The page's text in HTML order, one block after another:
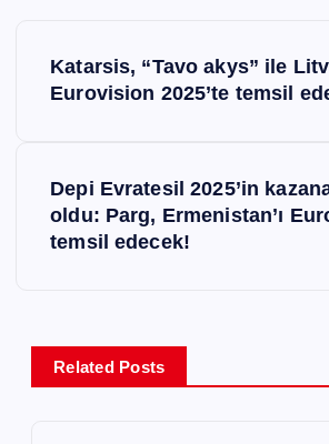
Katarsis, “Tavo akys” ile
Eurovision 2025’te temsil
Depi Evratesil 2025’in
oldu: Parg, Ermenistan’ı
temsil edecek!
Related Posts